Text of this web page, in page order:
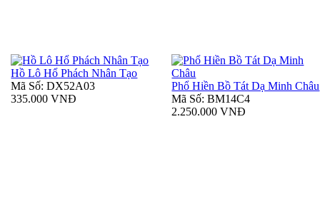
Hồ Lô Hổ Phách Nhân Tạo
Mã Số: DX52A03
335.000 VNĐ
Phổ Hiền Bồ Tát Dạ Minh Châu
Mã Số: BM14C4
2.250.000 VNĐ